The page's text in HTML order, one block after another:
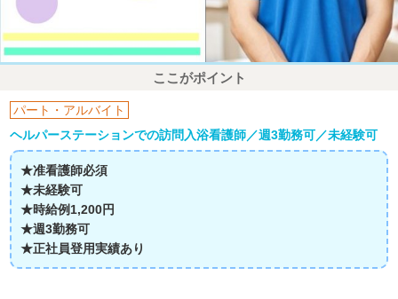
ここがポイント
パート・アルバイト
ヘルパーステーションでの訪問入浴看護師／週3勤務可／未経験可
★准看護師必須
★未経験可
★時給例1,200円
★週3勤務可
★正社員登用実績あり